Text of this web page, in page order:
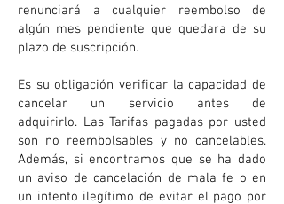
renunciará a cualquier reembolso de
algún mes pendiente que quedara de su
plazo de suscripción.
Es su obligación verificar la capacidad de
cancelar un servicio antes de
adquirirlo. Las Tarifas pagadas por usted
son no reembolsables y no cancelables.
Además, si encontramos que se ha dado
un aviso de cancelación de mala fe o en
un intento ilegítimo de evitar el pago por